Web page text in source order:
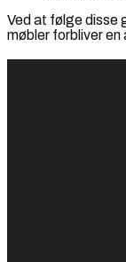
Ved at følge disse
møbler forbliver